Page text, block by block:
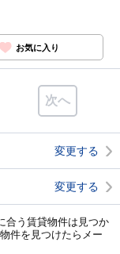
お気に入り
次へ
変更する
変更する
合う賃貸物件は見つか
件を見つけたらメー